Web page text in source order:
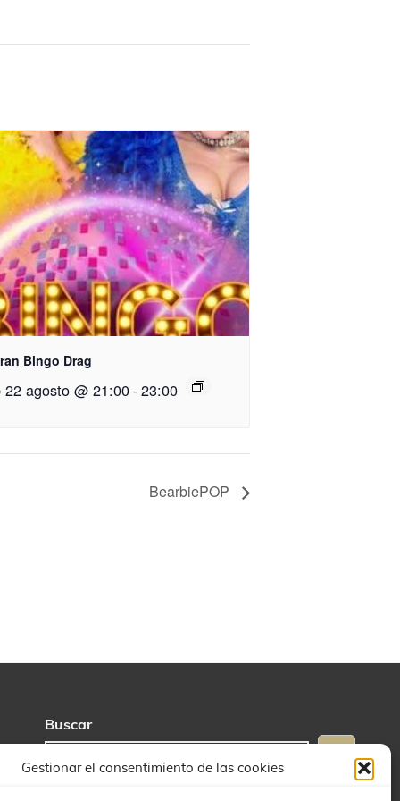
Gestionar el consentimiento de las cookies
Bingo Drag
22 agosto @ 21:00-23:00
BearbiePOP
Buscar